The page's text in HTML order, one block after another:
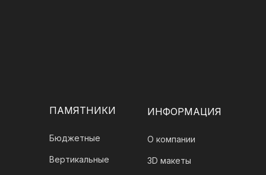
ПАМЯТНИКИ
Бюджетные
Вертикальные
ИНФОРМАЦИЯ
О компании
3D макеты